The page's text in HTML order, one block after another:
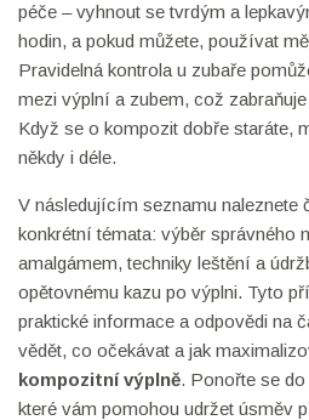
péče – vyhnout se tvrdým a
hodin, a pokud můžete, používat
Pravidelná kontrola u zubaře
mezi výplní a zubem, což
Když se o kompozit dobře staráte,
někdy i déle.
V následujícím seznamu naleznete
konkrétní témata: výběr správného
amalgámem, techniky leštění a
opětovnému kazu po výplni. Tyto
praktické informace a odpovědi na
vědět, co očekávat a jak
kompozitní výplně. Ponořte se do
které vám pomohou udržet úsměv